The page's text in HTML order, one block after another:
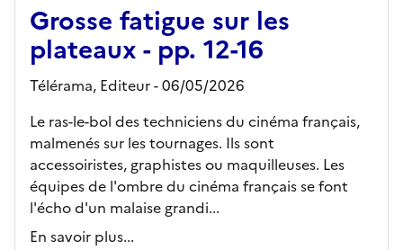
Grosse fatigue sur les
plateaux - pp. 12-16
Télérama, Editeur- 06/05/2026
Le ras-le-bol des techniciens du cinéma français,
malmenés sur les tournages. Ils sont
accessoiristes, graphistes ou maquilleuses. Les
équipes de l'ombre du cinéma français se font
l'écho d'un malaise grandi...
En savoir plus...